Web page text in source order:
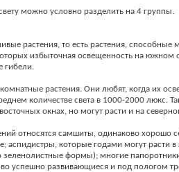
можно условно разделить на 4 группы.
растения, то есть растения, способные
избыточная освещенность на южном
гибели.
растения. Они любят, когда их
количестве света в 1000-2000 люкс.
окнах, но могут расти и на
относятся самшиты, одинаково хорошо
аспидистры, которые годами могут расти в
формы); многие
успешно развивающиеся и под пологом